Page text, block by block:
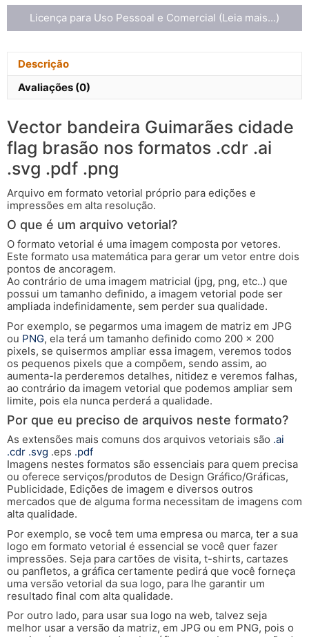
Licença para Uso Pessoal e Comercial (Leia mais...)
Descrição
Avaliações (0)
Vector bandeira Guimarães cidade
flag brasão nos formatos .cdr .ai
.svg .pdf .png
Arquivo em formato vetorial próprio para edições e
impressões em alta resolução.
O que é um arquivo vetorial?
O formato vetorial é uma imagem composta por vetores.
Este formato usa matemática para gerar um vetor entre dois
pontos de ancoragem.
Ao contrário de uma imagem matricial (jpg, png, etc..) que
possui um tamanho definido, a imagem vetorial pode ser
ampliada indefinidamente, sem perder sua qualidade.
Por exemplo, se pegarmos uma imagem de matriz em JPG
ou PNG, ela terá um tamanho definido como 200 x 200
pixels, se quisermos ampliar essa imagem, veremos todos
os pequenos pixels que a compõem, sendo assim, ao
aumenta-la perderemos detalhes, nitidez e veremos falhas,
ao contrário da imagem vetorial que podemos ampliar sem
limite, pois ela nunca perderá a qualidade.
Por que eu preciso de arquivos neste formato?
As extensões mais comuns dos arquivos vetoriais são .ai
.cdr .svg .eps .pdf
Imagens nestes formatos são essenciais para quem precisa
ou oferece serviços/produtos de Design Gráfico/Gráficas,
Publicidade, Edições de imagem e diversos outros
mercados que de alguma forma necessitam de imagens com
alta qualidade.
Por exemplo, se você tem uma empresa ou marca, ter a sua
logo em formato vetorial é essencial se você quer fazer
impressões. Seja para cartões de visita, t-shirts, cartazes
ou panfletos, a gráfica certamente pedirá que você forneça
uma versão vetorial da sua logo, para lhe garantir um
resultado final com alta qualidade.
Por outro lado, para usar sua logo na web, talvez seja
melhor usar a versão da matriz, em JPG ou em PNG, pois o